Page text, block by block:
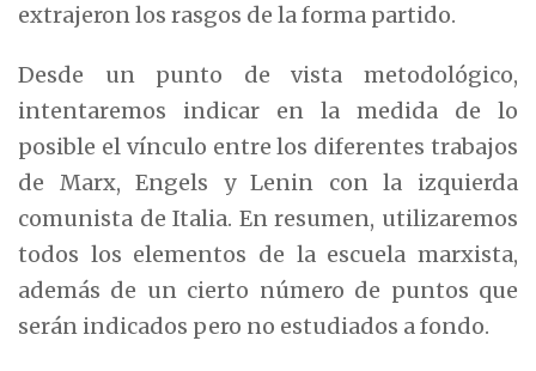
extrajeron los rasgos de la forma partido.
Desde un punto de vista metodológico,
intentaremos indicar en la medida de lo
posible el vínculo entre los diferentes trabajos
de Marx, Engels y Lenin con la izquierda
comunista de Italia. En resumen, utilizaremos
todos los elementos de la escuela marxista,
además de un cierto número de puntos que
serán indicados pero no estudiados a fondo.